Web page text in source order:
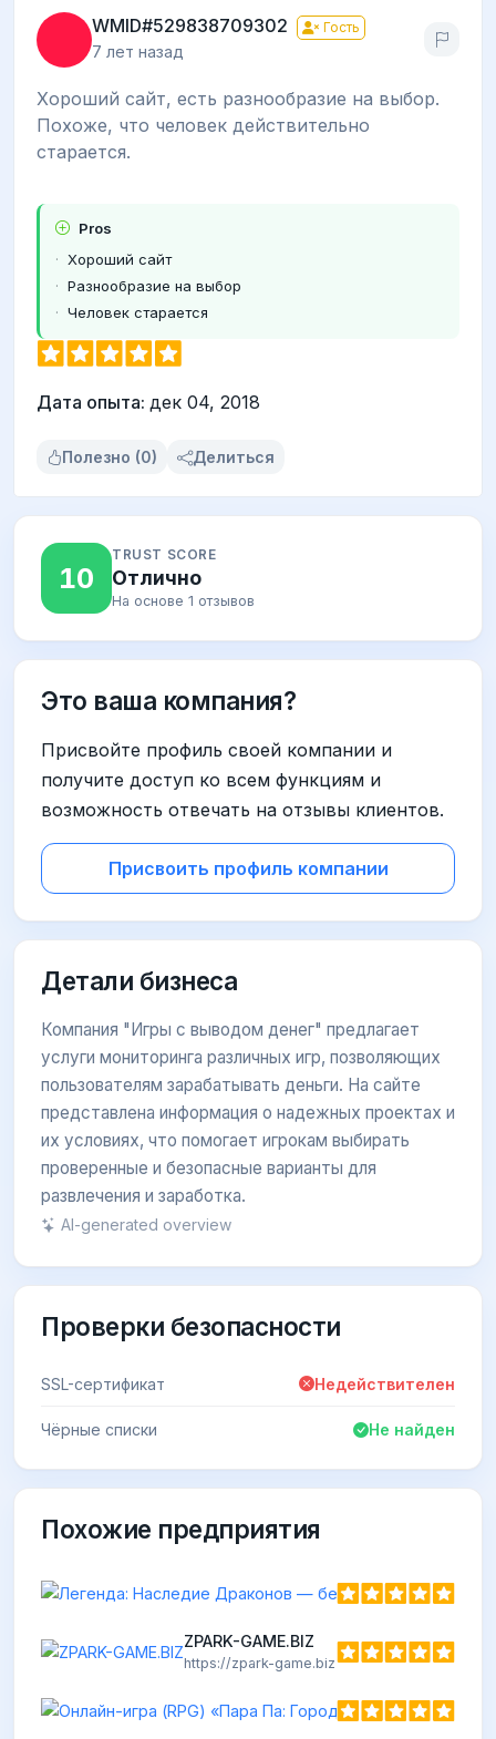
WMID#529838709302 Гость
7 лет назад
Хороший сайт, есть разнообразие на выбор.
Похоже, что человек действительно
старается.
Pros
Хороший сайт
Разнообразие на выбор
Человек старается
Дата опыта: дек 04, 2018
Полезно (0) Делиться
10
TRUST SCORE
Отлично
На основе 1 отзывов
Это ваша компания?
Присвойте профиль своей компании и
получите доступ ко всем функциям и
возможность отвечать на отзывы клиентов.
Присвоить профиль компании
Детали бизнеса
Компания "Игры с выводом денег" предлагает
услуги мониторинга различных игр, позволяющих
пользователям зарабатывать деньги. На сайте
представлена информация о надежных проектах и
их условиях, что помогает игрокам выбирать
проверенные и безопасные варианты для
развлечения и заработка.
AI-generated overview
Проверки безопасности
SSL-сертификат Недействителен
Чёрные списки Не найден
Похожие предприятия
ZPARK-GAME.BIZ
https://zpark-game.biz
Онлайн-
https://